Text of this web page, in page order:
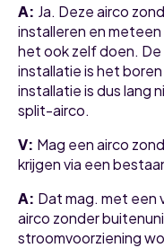
A: Ja. Deze airco
installeren en
het ook zelf doen. De
installatie is het
installatie is dus lang
split-airco.
V: Mag een airco
krijgen via een
A: Dat mag. met een
airco zonder
stroomvoorziening